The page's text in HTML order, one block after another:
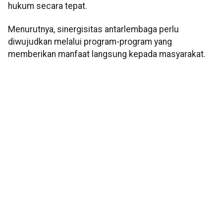
hukum secara tepat.
Menurutnya, sinergisitas antarlembaga perlu
diwujudkan melalui program-program yang
memberikan manfaat langsung kepada masyarakat.